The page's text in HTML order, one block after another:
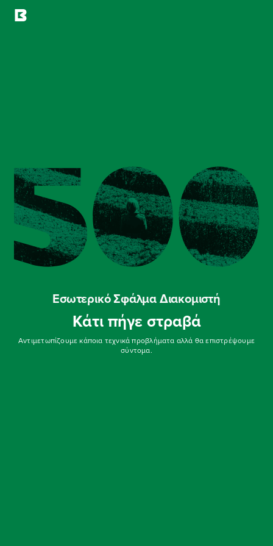
Εσωτερικό Σφάλμα Διακομιστή
Κάτι πήγε στραβά
Αντιμετωπίζουμε κάποια τεχνικά προβλήματα αλλά θα επιστρέψουμε
σύντομα.